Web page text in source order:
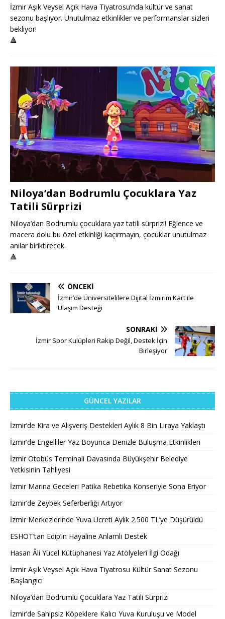
İzmir Aşık Veysel Açık Hava Tiyatrosu’nda kültür ve sanat
sezonu başlıyor. Unutulmaz etkinlikler ve performanslar sizleri
bekliyor!
🔺
Niloya’dan Bodrumlu Çocuklara Yaz
Tatili Sürprizi
Niloya’dan Bodrumlu çocuklara yaz tatili sürprizi! Eğlence ve
macera dolu bu özel etkinliği kaçırmayın, çocuklar unutulmaz
anılar biriktirecek.
🔺
ÖNCEKI
İzmir’de Üniversitelilere Dijital İzmirim Kart ile
Ulaşım Desteği
SONRAKI
İzmir Spor Kulüpleri Rakip Değil, Destek İçin
Birleşiyor
GÜNCEL YAZILAR
İzmir’de Kira ve Alışveriş Destekleri Aylık 8 Bin Liraya Yaklaştı
İzmir’de Engelliler Yaz Boyunca Denizle Buluşma Etkinlikleri
İzmir Otobüs Terminali Davasında Büyükşehir Belediye
Yetkisinin Tahliyesi
İzmir Marina Geceleri Patika Rebetika Konseriyle Sona Eriyor
İzmir’de Zeybek Seferberliği Artıyor
İzmir Merkezlerinde Yuva Ücreti Aylık 2.500 TL’ye Düşürüldü
ESHOT’tan Edip’in Hayaline Anlamlı Destek
Hasan Âli Yücel Kütüphanesi Yaz Atölyeleri İlgi Odağı
İzmir Aşık Veysel Açık Hava Tiyatrosu Kültür Sanat Sezonu
Başlangıcı
Niloya’dan Bodrumlu Çocuklara Yaz Tatili Sürprizi
İzmir’de Sahipsiz Köpeklere Kalıcı Yuva Kuruluşu ve Model